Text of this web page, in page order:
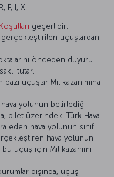
F, I, X
geçerlidir.
gerçekleştirilen uçuşlardan
önceden duyuru
tutar.
uçuşlar Mil kazanımına
yolunun belirlediği
bilet üzerindeki Türk Hava
eden hava yolunun sınıfı
hava yolunun
bu uçuş için Mil kazanımı
dışında, uçuş